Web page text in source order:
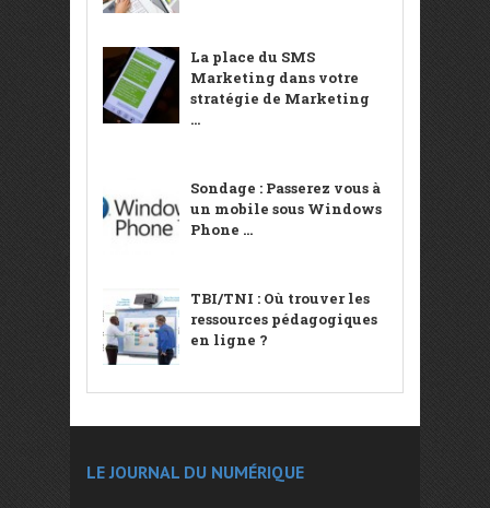
La place du SMS
Marketing dans votre
stratégie de Marketing
...
Sondage : Passerez vous à
un mobile sous Windows
Phone ...
TBI/TNI : Où trouver les
ressources pédagogiques
en ligne ?
LE JOURNAL DU NUMÉRIQUE